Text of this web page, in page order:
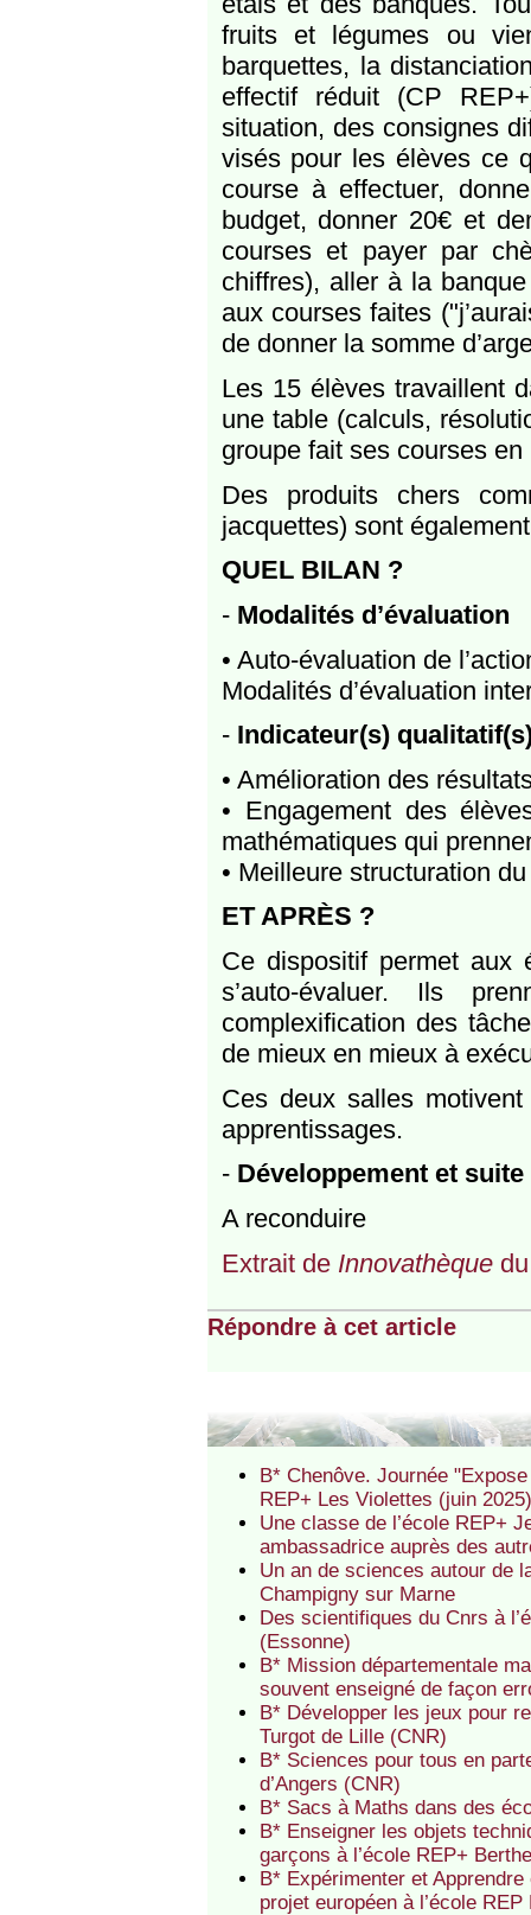
fruits et légumes ou
barquettes, la
effectif réduit (CP
situation, des consignes
visés pour les élèves ce
course à effectuer,
budget, donner 20€ et
courses et payer par
chiffres), aller à la
aux courses faites
de donner la somme
Les 15 élèves travaillent
une table (calculs,
groupe fait ses courses
Des produits chers
jacquettes) sont
QUEL BILAN ?
- Modalités d’évaluation
• Auto-évaluation de
Modalités d’évaluation
- Indicateur(s)
• Amélioration des
• Engagement des
mathématiques qui
• Meilleure structuration
ET APRÈS ?
Ce dispositif permet aux
s’auto-évaluer. Ils
complexification des
de mieux en mieux à
Ces deux salles
apprentissages.
- Développement et suite
A reconduire
Extrait de Innovathèquedu
Répondre à cet article
B* Chenôve. Journée
REP+ Les Violettes (juin
Une classe de l’école REP+
ambassadrice auprès des
Un an de sciences autour de
Champigny sur Marne
Des scientifiques du Cnrs à
(Essonne)
B* Mission départementale
souvent enseigné de façon
B* Développer les jeux pour
Turgot de Lille (CNR)
B* Sciences pour tous en
d’Angers (CNR)
B* Sacs à Maths dans des
B* Enseigner les objets
garçons à l’école REP+
B* Expérimenter et
projet européen à l’école